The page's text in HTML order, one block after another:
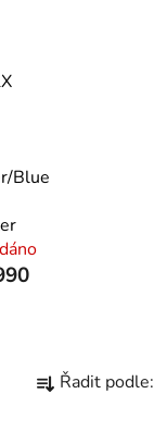
Blue
a Řadit podle: